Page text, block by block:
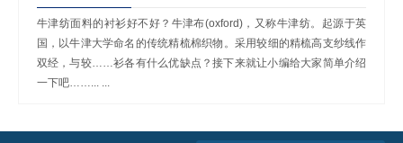
牛津纺面料的衬衫好不好？牛津布(oxford)，又称牛津纺。起源于英
国，以牛津大学命名的传统精梳棉织物。采用较细的精梳高支纱线作
双经，与较……衫各有什么优缺点？接下来就让小编给大家简单介绍
一下吧……... ...